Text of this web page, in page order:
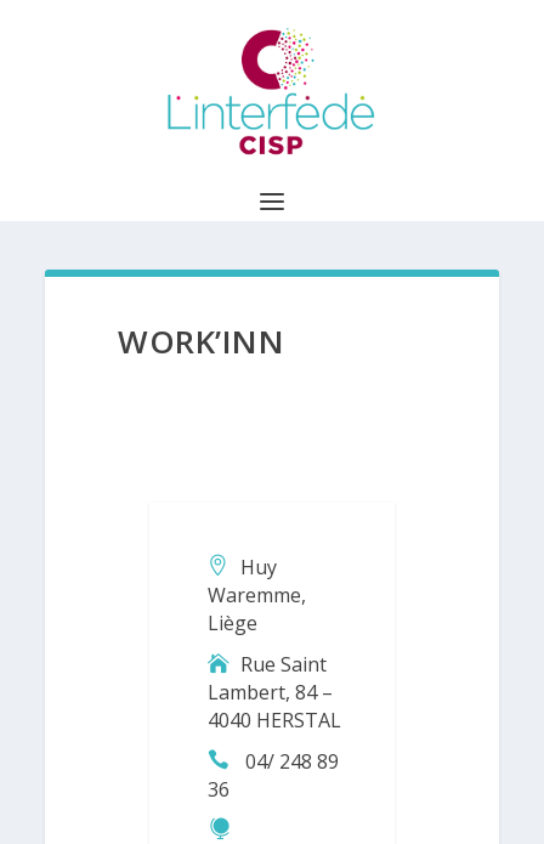
WORK’INN
Huy
Waremme,
Liège
Rue Saint
Lambert, 84 –
4040 HERSTAL
04/ 248 89
36